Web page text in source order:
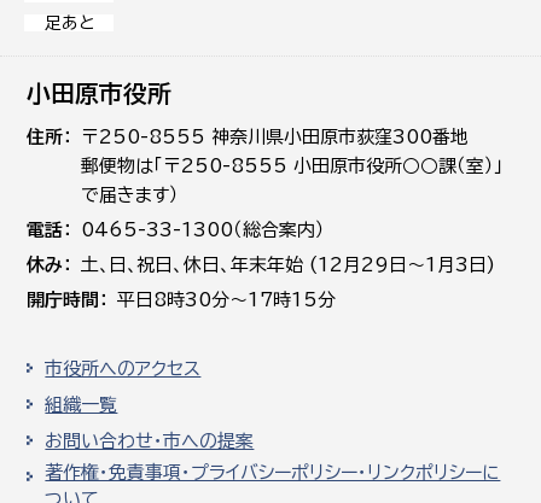
足あと
小田原市役所
住所
〒250-8555 神奈川県小田原市荻窪300番地
郵便物は「〒250-8555 小田原市役所○○課（室）」
で届きます）
電話
0465-33-1300（総合案内）
休み
土､日､祝日、休日、年末年始 (12月29日～1月3日)
開庁時間
平日8時30分～17時15分
市役所へのアクセス
組織一覧
お問い合わせ・市への提案
著作権・免責事項・プライバシーポリシー・リンクポリシーに
ついて